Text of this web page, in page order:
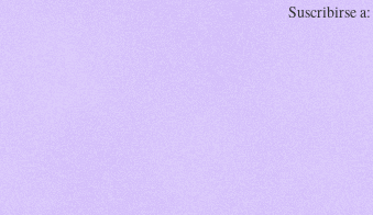
Suscribirse a: